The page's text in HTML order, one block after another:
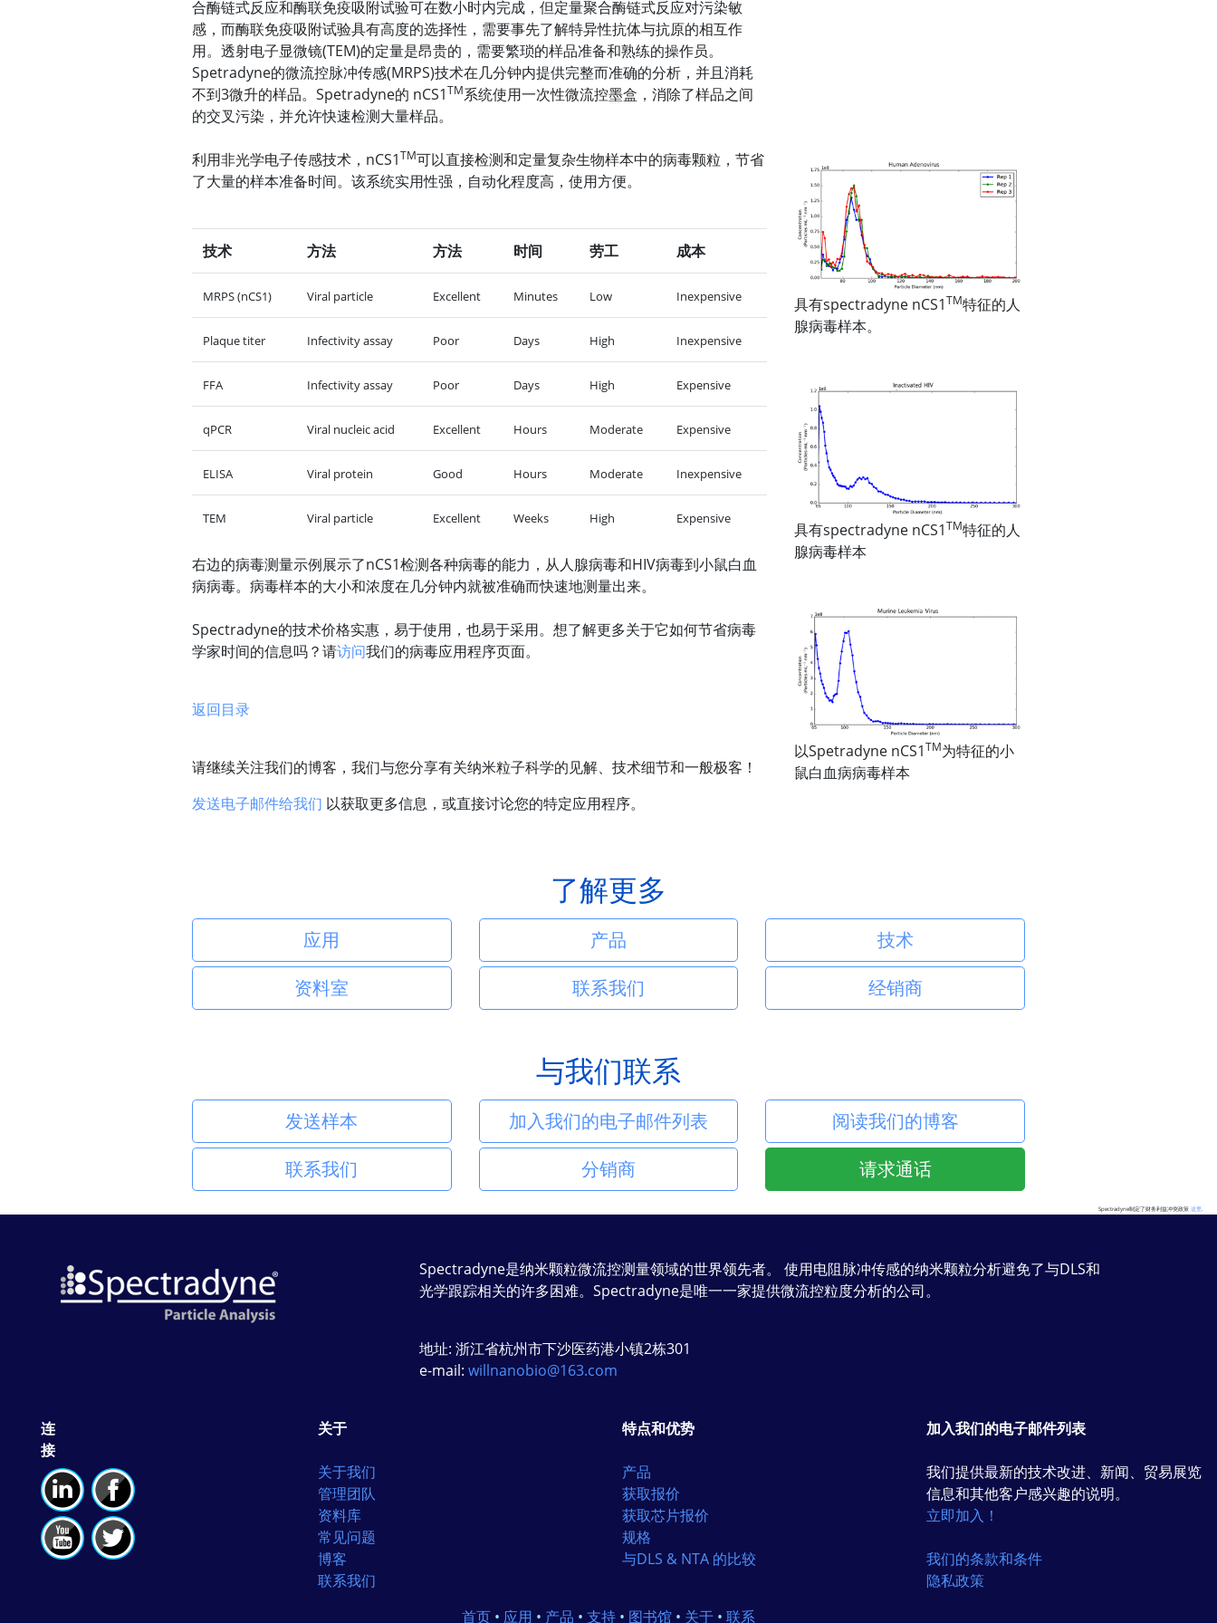
合酶链式反应和酶联免疫吸附试验可在数小时内完成，但定量聚合酶链式反应对污染敏
感，而酶联免疫吸附试验具有高度的选择性，需要事先了解特异性抗体与抗原的相互作
用。透射电子显微镜(TEM)的定量是昂贵的，需要繁琐的样品准备和熟练的操作员。
Spetradyne的微流控脉冲传感(MRPS)技术在几分钟内提供完整而准确的分析，并且消耗
不到3微升的样品。Spetradyne的 nCS1TM系统使用一次性微流控墨盒，消除了样品之间
的交叉污染，并允许快速检测大量样品。
利用非光学电子传感技术，nCS1TM可以直接检测和定量复杂生物样本中的病毒颗粒，节省
了大量的样本准备时间。该系统实用性强，自动化程度高，使用方便。
技术 方法 方法 时间 劳工 成本
MRPS (nCS1) Viral particle Excellent Minutes Low Inexpensive
Plaque titer Infectivity assay Poor Days High Inexpensive
FFA Infectivity assay Poor Days High Expensive
qPCR Viral nucleic acid Excellent Hours Moderate Expensive
ELISA Viral protein Good Hours Moderate Inexpensive
TEM Viral particle Excellent Weeks High Expensive
右边的病毒测量示例展示了nCS1检测各种病毒的能力，从人腺病毒和HIV病毒到小鼠白血
病病毒。病毒样本的大小和浓度在几分钟内就被准确而快速地测量出来。
Spectradyne的技术价格实惠，易于使用，也易于采用。想了解更多关于它如何节省病毒
学家时间的信息吗？请访问我们的病毒应用程序页面。
返回目录
请继续关注我们的博客，我们与您分享有关纳米粒子科学的见解、技术细节和一般极客！
发送电子邮件给我们 以获取更多信息，或直接讨论您的特定应用程序。
具有spectradyne nCS1TM特征的人
腺病毒样本。
具有spectradyne nCS1TM特征的人
腺病毒样本
以Spetradyne nCS1TM为特征的小
鼠白血病病毒样本
了解更多
应用 产品
技术
资料室
联系我们 经销商
与我们联系
发送样本 加入我们的电子邮件列表
阅读我们的博客
联系我们
分销商 请求通话
Spectradyne制定了财务利益冲突政策 这里.
Spectradyne是纳米颗粒微流控测量领域的世界领先者。 使用电阻脉冲传感的纳米颗粒分析避免了与DLS和
光学跟踪相关的许多困难。Spectradyne是唯一一家提供微流控粒度分析的公司。
地址: 浙江省杭州市下沙医药港小镇2栋301
e-mail: willnanobio@163.com
连
接
关于 特点和优势 加入我们的电子邮件列表
关于我们
管理团队
资料库
常见问题
博客
联系我们
产品
获取报价
获取芯片报价
规格
与DLS & NTA 的比较
我们提供最新的技术改进、新闻、贸易展览
信息和其他客户感兴趣的说明。
立即加入！
我们的条款和条件
隐私政策
首页 • 应用 • 产品 • 支持 • 图书馆 • 关于 • 联系